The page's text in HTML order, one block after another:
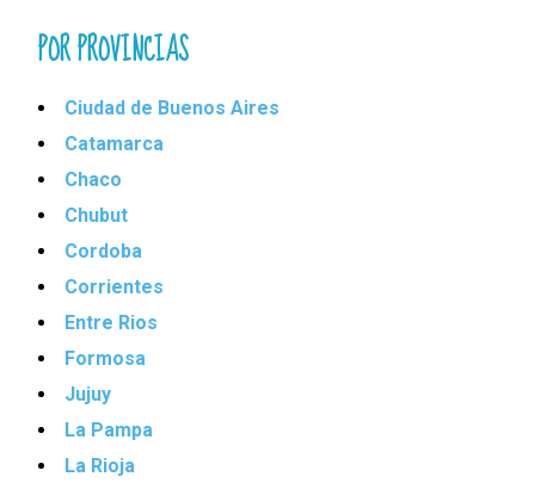
POR PROVINCIAS
Ciudad de Buenos Aires
Catamarca
Chaco
Chubut
Cordoba
Corrientes
Entre Rios
Formosa
Jujuy
La Pampa
La Rioja